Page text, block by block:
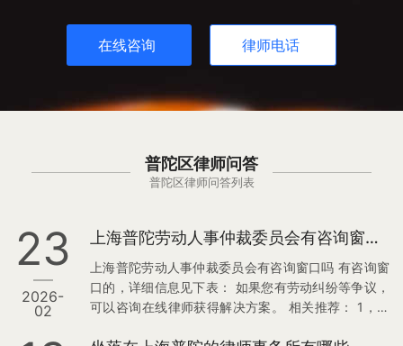
在线咨询 律师电话
普陀区律师问答
普陀区律师问答列表
23
2026-
02
上海普陀劳动人事仲裁委员会有咨询窗口吗
上海普陀劳动人事仲裁委员会有咨询窗口吗 有咨询窗
口的，详细信息见下表： 如果您有劳动纠纷等争议，
可以咨询在线律师获得解决方案。 相关推荐： 1，上